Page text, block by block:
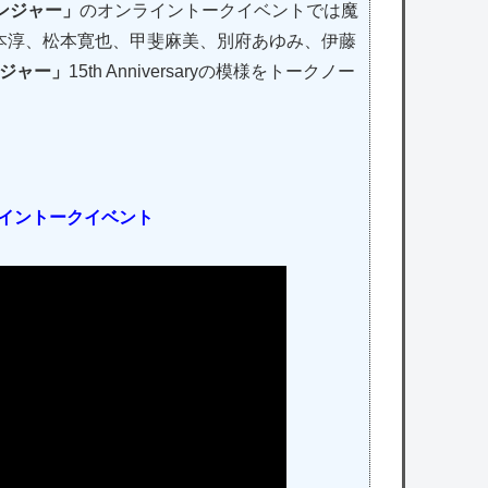
ャー」 のオンライントークイベントでは魔
、松本寛也、甲斐麻美、別府あゆみ、伊藤
ャー」 15th Anniversaryの模様をトークノー
ントークイベント